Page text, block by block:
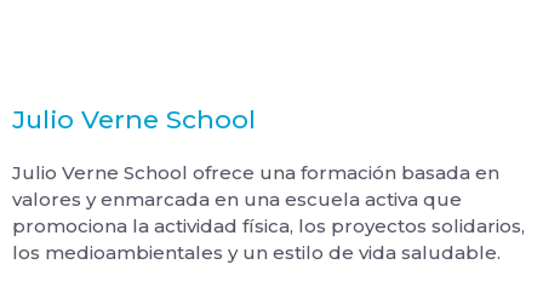
Julio Verne School
Julio Verne School ofrece una formación basada en
valores y enmarcada en una escuela activa que
promociona la actividad física, los proyectos solidarios,
los medioambientales y un estilo de vida saludable.